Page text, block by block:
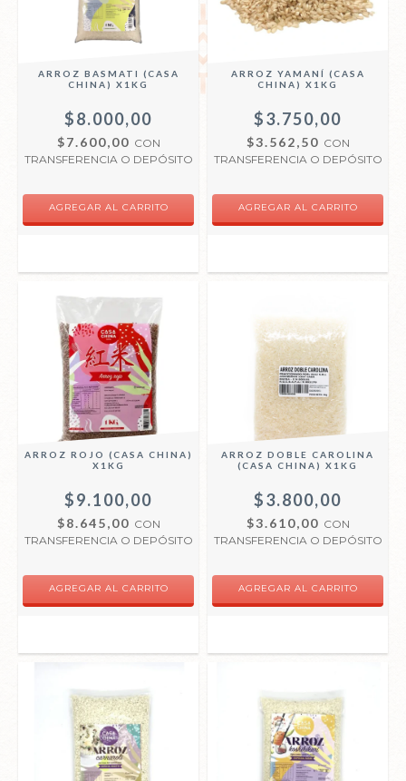
ARROZ BASMATI (CASA
CHINA) X1KG
$8.000,00
$7.600,00 CON
TRANSFERENCIA O DEPÓSITO
ARROZ YAMANÍ (CASA
CHINA) X1KG
$3.750,00
$3.562,50 CON
TRANSFERENCIA O DEPÓSITO
ARROZ ROJO (CASA CHINA)
X1KG
$9.100,00
$8.645,00 CON
TRANSFERENCIA O DEPÓSITO
ARROZ DOBLE CAROLINA
(CASA CHINA) X1KG
$3.800,00
$3.610,00 CON
TRANSFERENCIA O DEPÓSITO